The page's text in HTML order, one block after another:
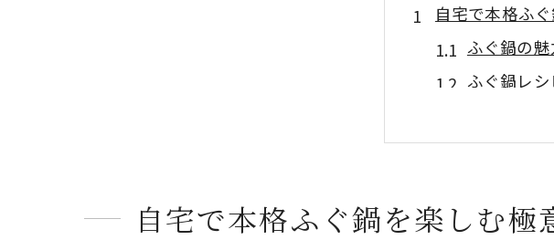
自宅で本格ふ
ふぐ鍋の
ふぐ鍋レ
ふぐの旨
旬のふぐ
てっちりとふぐ
自宅で本格ふぐ鍋を楽しむ極